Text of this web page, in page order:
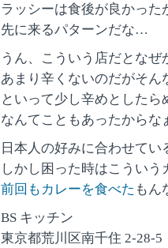
ラッシーは食後が良かっ
先に来るパターンだな…
うん、こういう店だとな
あまり辛くないのだがそ
といって少し辛めとした
なんてこともあったから
日本人の好みに合わせて
しかし困った時はこうい
前回もカレーを食べた も
BS キッチン
東京都荒川区南千住 2-28-5